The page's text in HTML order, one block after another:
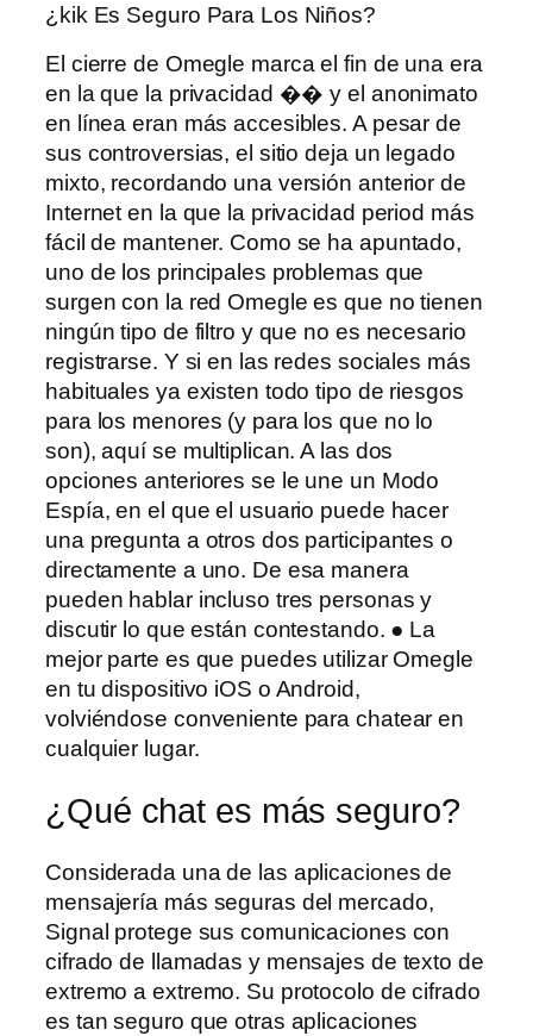
¿kik Es Seguro Para Los Niños?
El cierre de Omegle marca el fin de una era
en la que la privacidad �� y el anonimato
en línea eran más accesibles. A pesar de
sus controversias, el sitio deja un legado
mixto, recordando una versión anterior de
Internet en la que la privacidad period más
fácil de mantener. Como se ha apuntado,
uno de los principales problemas que
surgen con la red Omegle es que no tienen
ningún tipo de filtro y que no es necesario
registrarse. Y si en las redes sociales más
habituales ya existen todo tipo de riesgos
para los menores (y para los que no lo
son), aquí se multiplican. A las dos
opciones anteriores se le une un Modo
Espía, en el que el usuario puede hacer
una pregunta a otros dos participantes o
directamente a uno. De esa manera
pueden hablar incluso tres personas y
discutir lo que están contestando. ● La
mejor parte es que puedes utilizar Omegle
en tu dispositivo iOS o Android,
volviéndose conveniente para chatear en
cualquier lugar.
¿Qué chat es más seguro?
Considerada una de las aplicaciones de
mensajería más seguras del mercado,
Signal protege sus comunicaciones con
cifrado de llamadas y mensajes de texto de
extremo a extremo. Su protocolo de cifrado
es tan seguro que otras aplicaciones